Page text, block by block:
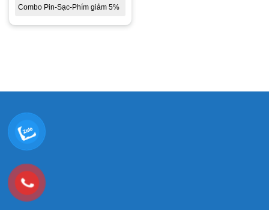
Combo Pin-Sạc-Phím giảm 5%